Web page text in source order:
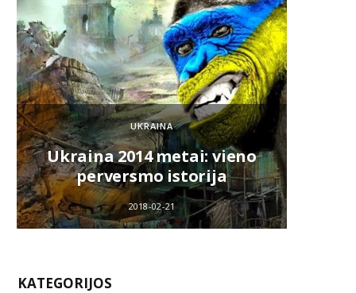
UKRAINA
Ukraina 2014 metai: vieno
perversmo istorija
2018-02-21
KATEGORIJOS